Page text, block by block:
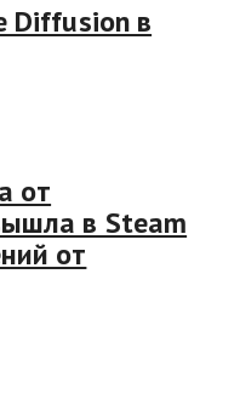
Diffusion в
от
в Steam
от